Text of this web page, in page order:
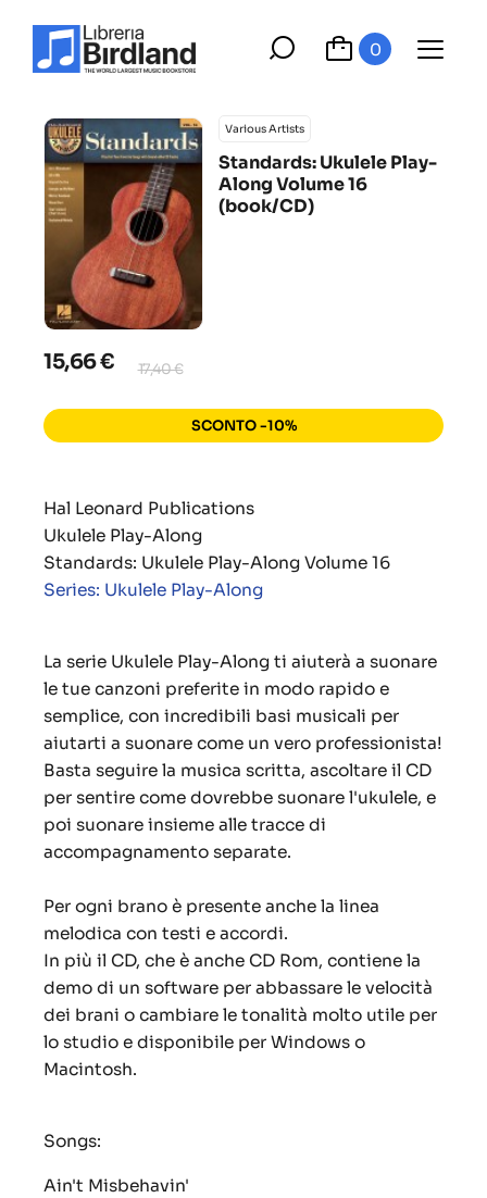
0
Various Artists
Standards: Ukulele Play-
Along Volume 16
(book/CD)
15,66 € 17,40 €
SCONTO -10%
Hal Leonard Publications
Ukulele Play-Along
Standards: Ukulele Play-Along Volume 16
Series: Ukulele Play-Along
La serie Ukulele Play-Along ti aiuterà a suonare
le tue canzoni preferite in modo rapido e
semplice, con incredibili basi musicali per
aiutarti a suonare come un vero professionista!
Basta seguire la musica scritta, ascoltare il CD
per sentire come dovrebbe suonare l'ukulele, e
poi suonare insieme alle tracce di
accompagnamento separate.
Per ogni brano è presente anche la linea
melodica con testi e accordi.
In più il CD, che è anche CD Rom, contiene la
demo di un software per abbassare le velocità
dei brani o cambiare le tonalità molto utile per
lo studio e disponibile per Windows o
Macintosh.
Songs:
Ain't Misbehavin'